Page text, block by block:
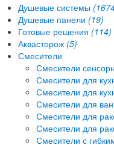
Душевые системы
Душевые панели (19)
Готовые решения (114)
Аквасторож (5)
Смесители
Смесители
Смесители для
Смесители для
Смесители для
Смесители для
Смесители для
Смесители с